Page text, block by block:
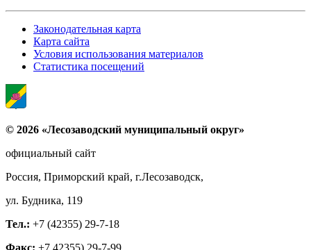
Законодательная карта
Карта сайта
Условия использования материалов
Статистика посещений
© 2026 «Лесозаводский муниципальный округ»
официальный сайт
Россия, Приморский край, г.Лесозаводск,
ул. Будника, 119
Тел.: +7 (42355) 29-7-18